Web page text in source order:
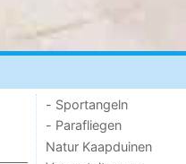
- Sportangeln
- Parafliegen
Natur Kaapduinen